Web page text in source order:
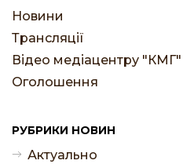
Новини
Трансляції
Відео медіацентру "КМГ"
Оголошення
РУБРИКИ НОВИН
Актуально